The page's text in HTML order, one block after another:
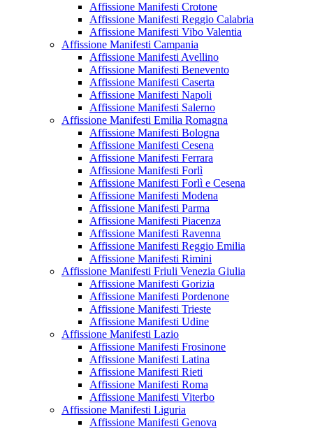
Affissione Manifesti Crotone
Affissione Manifesti Reggio Calabria
Affissione Manifesti Vibo Valentia
Affissione Manifesti Campania
Affissione Manifesti Avellino
Affissione Manifesti Benevento
Affissione Manifesti Caserta
Affissione Manifesti Napoli
Affissione Manifesti Salerno
Affissione Manifesti Emilia Romagna
Affissione Manifesti Bologna
Affissione Manifesti Cesena
Affissione Manifesti Ferrara
Affissione Manifesti Forlì
Affissione Manifesti Forlì e Cesena
Affissione Manifesti Modena
Affissione Manifesti Parma
Affissione Manifesti Piacenza
Affissione Manifesti Ravenna
Affissione Manifesti Reggio Emilia
Affissione Manifesti Rimini
Affissione Manifesti Friuli Venezia Giulia
Affissione Manifesti Gorizia
Affissione Manifesti Pordenone
Affissione Manifesti Trieste
Affissione Manifesti Udine
Affissione Manifesti Lazio
Affissione Manifesti Frosinone
Affissione Manifesti Latina
Affissione Manifesti Rieti
Affissione Manifesti Roma
Affissione Manifesti Viterbo
Affissione Manifesti Liguria
Affissione Manifesti Genova